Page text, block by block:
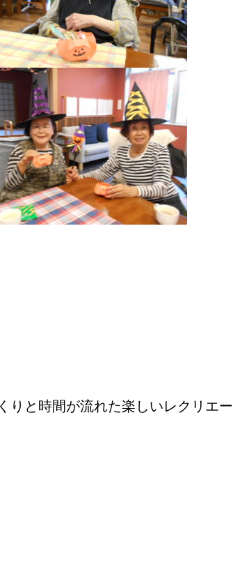
りと時間が流れた楽しいレクリエー